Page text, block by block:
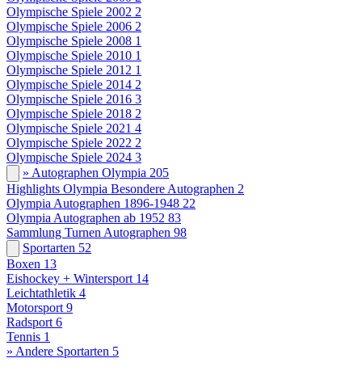
Olympische Spiele 2002 2
Olympische Spiele 2006 2
Olympische Spiele 2008 1
Olympische Spiele 2010 1
Olympische Spiele 2012 1
Olympische Spiele 2014 2
Olympische Spiele 2016 3
Olympische Spiele 2018 2
Olympische Spiele 2021 4
Olympische Spiele 2022 2
Olympische Spiele 2024 3
» Autographen Olympia 205
Highlights Olympia Besondere Autographen 2
Olympia Autographen 1896-1948 22
Olympia Autographen ab 1952 83
Sammlung Turnen Autographen 98
Sportarten 52
Boxen 13
Eishockey + Wintersport 14
Leichtathletik 4
Motorsport 9
Radsport 6
Tennis 1
» Andere Sportarten 5